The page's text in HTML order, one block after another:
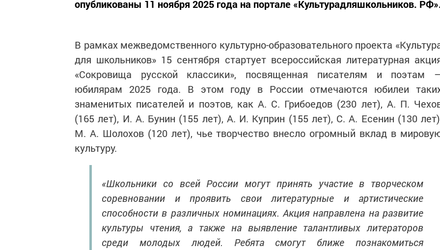
опубликованы 11 ноября 2025 года на портале «Культурадляшкольников.
В рамках межведомственного культурно-образовательного проекта
для школьников» 15 сентября стартует всероссийская литературная
«Сокровища русской классики», посвященная писателям и поэтам
юбилярам 2025 года. В этом году в России отмечаются юбилеи
знаменитых писателей и поэтов, как А. С. Грибоедов (230 лет), А. П.
(165 лет), И. А. Бунин (155 лет), А. И. Куприн (155 лет), С. А. Есенин (130
М. А. Шолохов (120 лет), чье творчество внесло огромный вклад в
культуру.
«Школьники со всей России могут принять участие в творческом
соревновании и проявить свои литературные и артистические
способности в различных номинациях. Акция направлена на развитие
культуры чтения, а также на выявление талантливых литераторов
среди молодых людей. Ребята смогут ближе познакомиться